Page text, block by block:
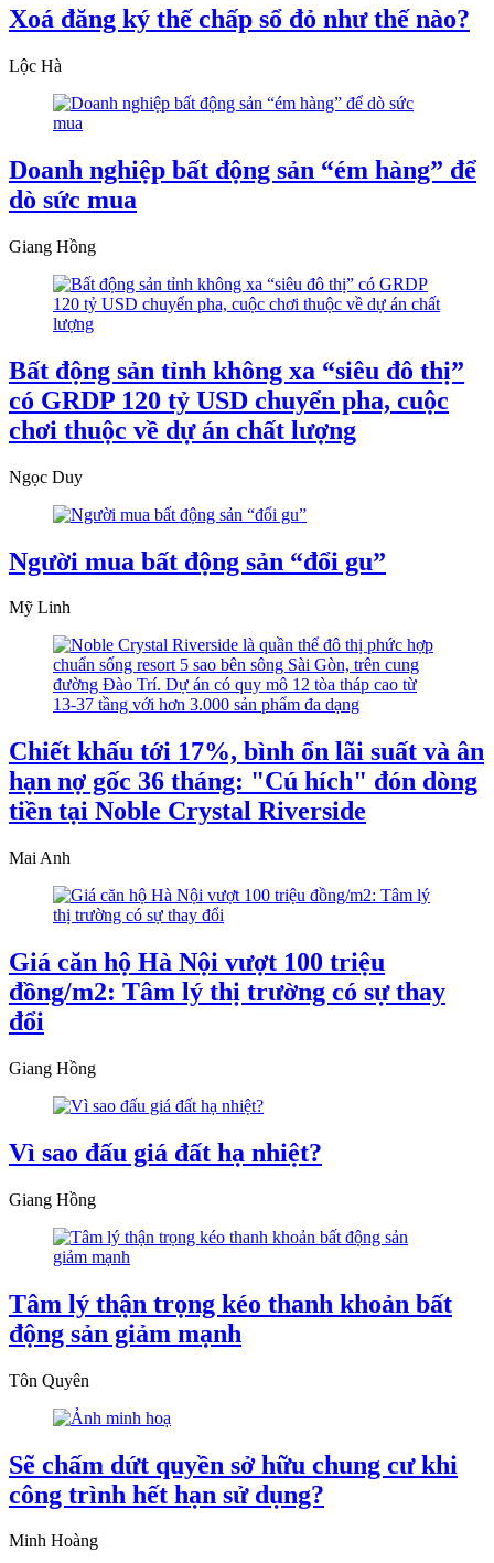
Xoá đăng ký thế chấp sổ đỏ như thế nào?
Lộc Hà
Doanh nghiệp bất động sản “ém hàng” để
dò sức mua
Giang Hồng
Bất động sản tỉnh không xa “siêu đô thị”
có GRDP 120 tỷ USD chuyển pha, cuộc
chơi thuộc về dự án chất lượng
Ngọc Duy
Người mua bất động sản “đổi gu”
Mỹ Linh
Chiết khấu tới 17%, bình ổn lãi suất và ân
hạn nợ gốc 36 tháng: "Cú hích" đón dòng
tiền tại Noble Crystal Riverside
Mai Anh
Giá căn hộ Hà Nội vượt 100 triệu
đồng/m2: Tâm lý thị trường có sự thay
đổi
Giang Hồng
Vì sao đấu giá đất hạ nhiệt?
Giang Hồng
Tâm lý thận trọng kéo thanh khoản bất
động sản giảm mạnh
Tôn Quyên
Sẽ chấm dứt quyền sở hữu chung cư khi
công trình hết hạn sử dụng?
Minh Hoàng